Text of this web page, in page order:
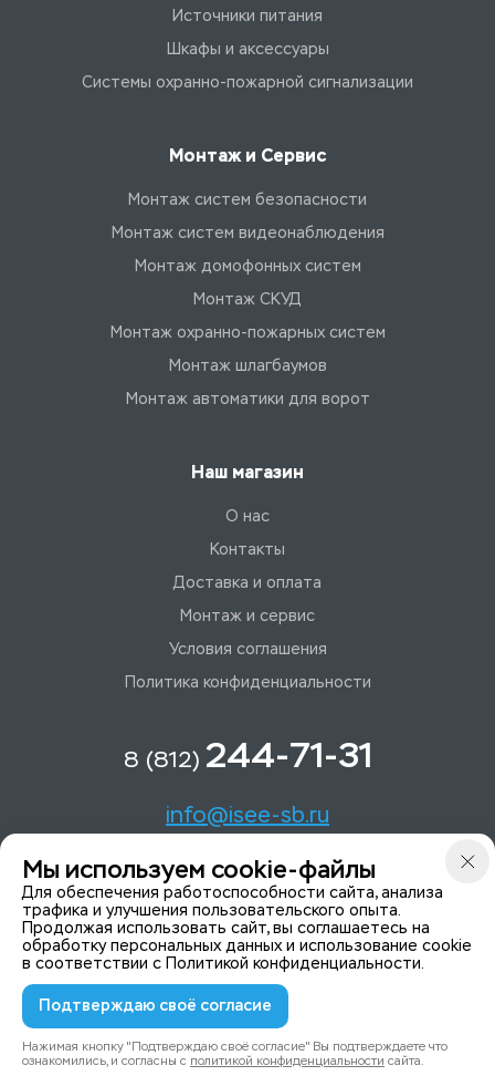
Источники питания
Шкафы и аксессуары
Системы охранно-пожарной сигнализации
Монтаж и Сервис
Монтаж систем безопасности
Монтаж систем видеонаблюдения
Монтаж домофонных систем
Монтаж СКУД
Монтаж охранно-пожарных систем
Монтаж шлагбаумов
Монтаж автоматики для ворот
Наш магазин
О нас
Контакты
Доставка и оплата
Монтаж и сервис
Условия соглашения
Политика конфиденциальности
8 (812) 244-71-31
info@isee-sb.ru
Светлановский пр-кт, д. 70, корп. 1
Мы в Telegam
© 2015-2026 ISeeYou - системы безопасности
Политика конфиденциальности
Мы используем cookie-файлы
Для обеспечения работоспособности сайта, анализа
трафика и улучшения пользовательского опыта.
Продолжая использовать сайт, вы соглашаетесь на
обработку персональных данных и использование cookie
в соответствии с Политикой конфиденциальности.
Подтверждаю своё согласие
Нажимая кнопку "Подтверждаю своё согласие" Вы подтверждаете что
ознакомились, и согласны с политикой конфиденциальности сайта.